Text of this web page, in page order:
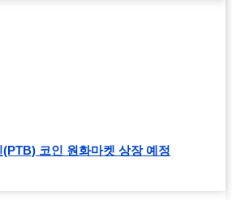
코인 원화마켓 상장 예정